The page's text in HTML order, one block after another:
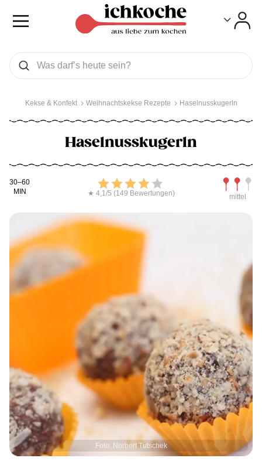
Was wollen Sie suchen
Suchen
Kekse & Konfekt Weihnachtskekse Rezepte Haselnusskugerln
Haselnusskugerln
Kochdauer
30–60
MIN
Bewerten
★ 4,1/5 (149 Bewertungen) mittel
Foto: Norbert Tutschek